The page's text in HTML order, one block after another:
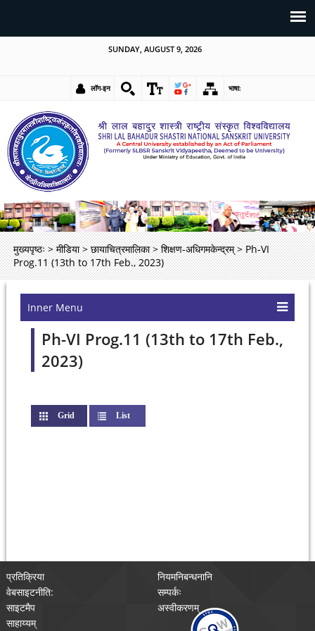
SUNDAY, AUGUST 9, 2026
लॉग-इन भाषा:
मुख्यपृष्ठः > मीडिया > छायाचित्रमालिका > शिक्षण-अधिगमकेन्द्रम् > Ph-VI
Prog.11 (13th to 17th Feb., 2023)
Inner Menu
Ph-VI Prog.11 (13th to 17th Feb.,
2023)
Grid (active tab) List
प्रतिक्रिया
नियमनिबन्धनानि
वेबसाइटनीति:
सम्पर्कः
साइटमैप
अस्वीकरणम्
साहाय्यम्